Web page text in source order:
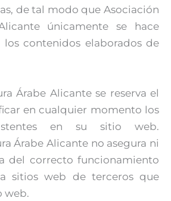
de tal modo que Asociación
únicamente se hace
los contenidos elaborados de
Árabe Alicante se reserva el
en cualquier momento los
en su sitio web.
Árabe Alicante no asegura ni
del correcto funcionamiento
sitios web de terceros que
web.